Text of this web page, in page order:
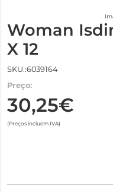
Woman
X 12
SKU.:6039164
Preço:
30,25€
(Preços incluem IVA)